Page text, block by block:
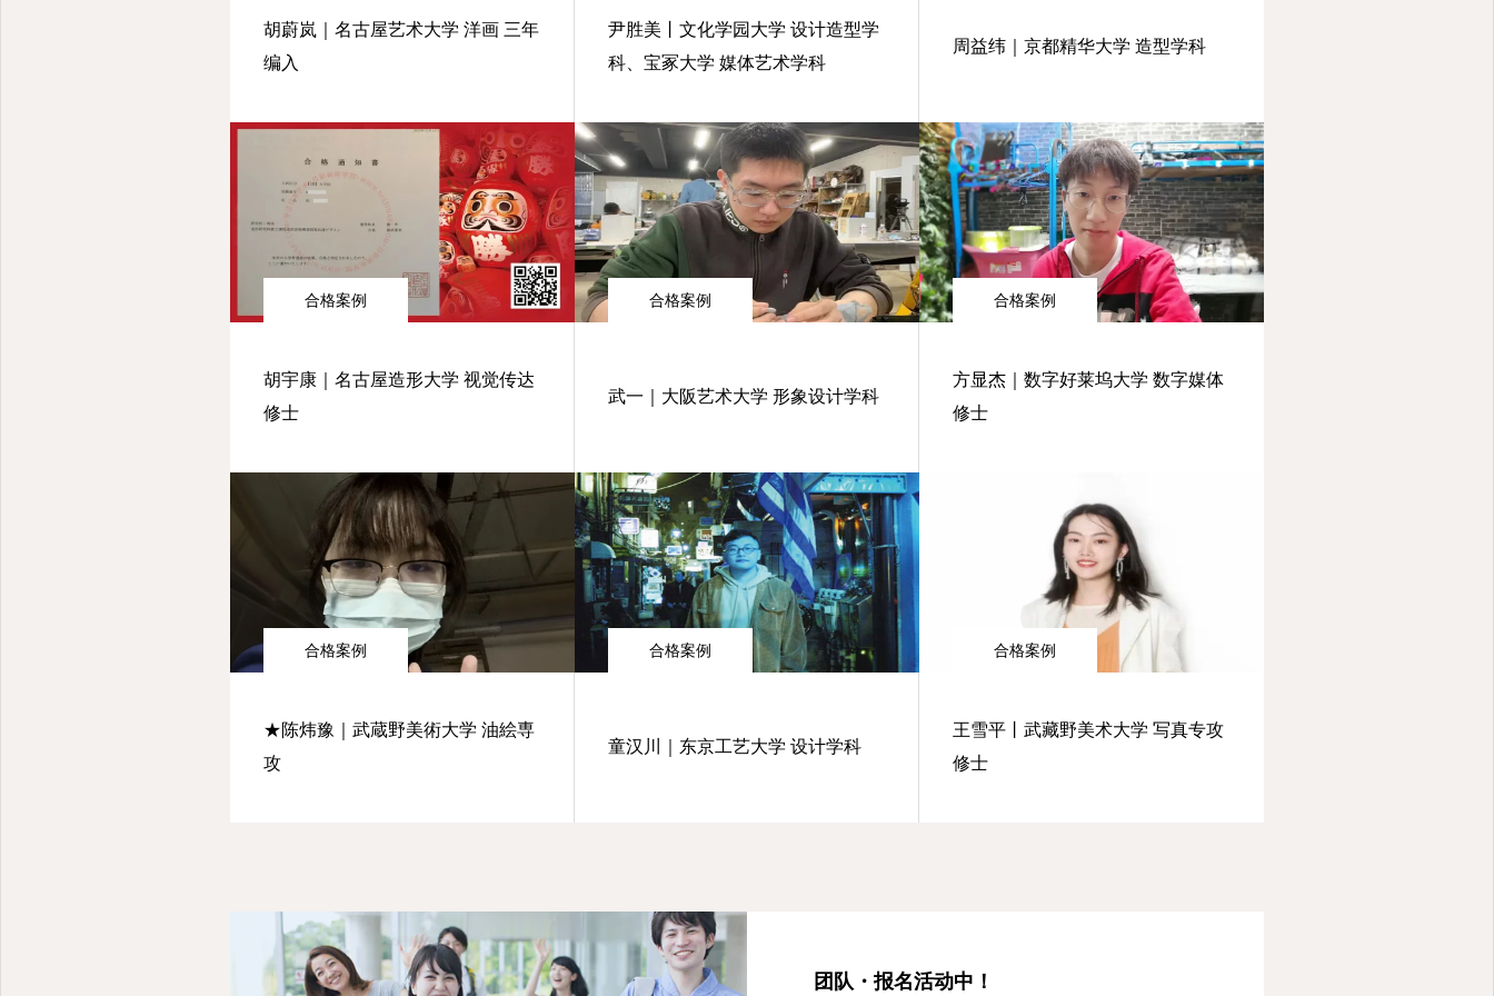
胡蔚岚｜名古屋艺术大学 洋画 三年
编入
尹胜美丨文化学园大学 设计造型学
科、宝冢大学 媒体艺术学科
周益纬｜京都精华大学 造型学科
合格案例
胡宇康｜名古屋造形大学 视觉传达
修士
合格案例
武一｜大阪艺术大学 形象设计学科
合格案例
方显杰｜数字好莱坞大学 数字媒体
修士
合格案例
★陈炜豫｜武蔵野美術大学 油絵専
攻
合格案例
童汉川｜东京工艺大学 设计学科
合格案例
王雪平丨武藏野美术大学 写真专攻
修士
团队・报名活动中！